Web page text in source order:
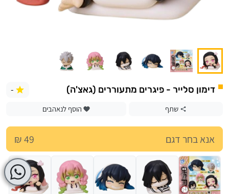
דימון סלייר - פיגרים מתעוררים (גאצ'ה) -
שתף הוסף לנאהבים
אנא בחר דגם 49 ₪